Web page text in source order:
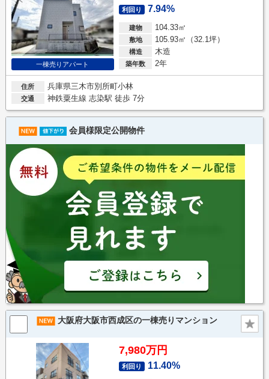
一棟売りアパート
利回り 7.94%
建物 104.33㎡
敷地 105.93㎡（32.1坪）
構造 木造
築年数 2年
住所 兵庫県三木市別所町小林
交通 神鉄粟生線 志染駅 徒歩 7分
会員様限定公開物件
大阪府大阪市西成区の一棟売りマンション
7,980万円
利回り 11.40%